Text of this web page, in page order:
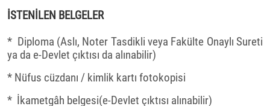
İSTENİLEN BELGELER
* Diploma (Aslı, Noter Tasdikli veya Fakülte Onaylı Sureti
ya da e-Devlet çıktısı da alınabilir)
* Nüfus cüzdanı / kimlik kartı fotokopisi
* İkametgâh belgesi(e-Devlet çıktısı alınabilir)